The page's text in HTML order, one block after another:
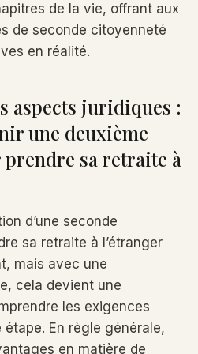
de la vie, offrant aux
de seconde citoyenneté
en réalité.
aspects juridiques :
une deuxième
sa retraite à
d’une seconde
sa retraite à l’étranger
mais avec une
cela devient une
les exigences
étape. En règle générale,
en matière de